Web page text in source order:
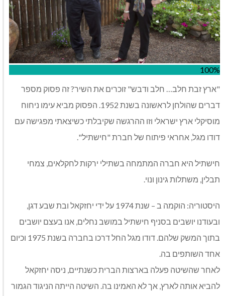
100%
"ארץ זבת חלב… חלב ודבש" זוכרים את השיר? זה פסוק מספר
דברים שהולחן לראשונה בשנת 1952. הפסוק מביא עימו ניחוח
מוסיקלי ארץ ישראלי וזו ההרגשה שקיבלתי כשיצאתי מפגישה עם
דודו מגל, אחראי פיתוח של חברת "חישתיל".
חישתיל היא חברה המתמחה בשתילי ירקות לחקלאים, צמחי
תבלין, משתלות גינון ונוי.
היסטוריה: הוקמה ב – שנת 1974 על ידי יחזקאל ובת שבע דגן,
ובעודנו יושבים בסניף חישתיל במושב נחלים, אנו בעצם יושבים
בתוך המשק שלהם. דודו מגל החל דרכו בחברה בשנת 1975 וכיום
אחד השותפים בה.
לאחר שהשיטה פעלה בארצות הברית כשנתיים, ניסה יחזקאל
להביא אותה לארץ, אך לא האמינו בה. השיטה הייתה הניגוד הגמור